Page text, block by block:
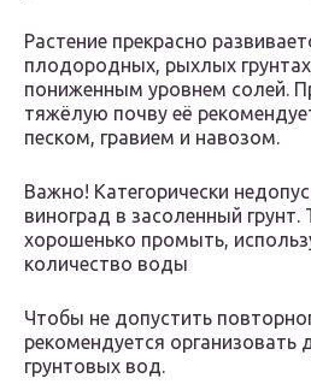
Растение прекрасно
плодородных, рыхлых
пониженным уровнем солей.
тяжёлую почву её
песком, гравием и навозом.
Важно! Категорически
виноград в засоленный
хорошенько промыть,
количество воды
Чтобы не допустить
рекомендуется
грунтовых вод.